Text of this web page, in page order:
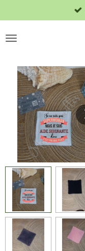
au
contenu